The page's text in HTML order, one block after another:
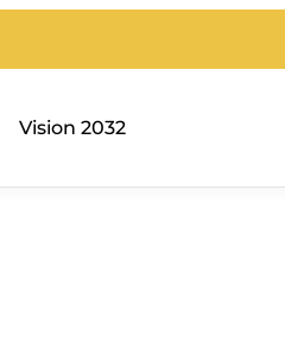
Vision 2032